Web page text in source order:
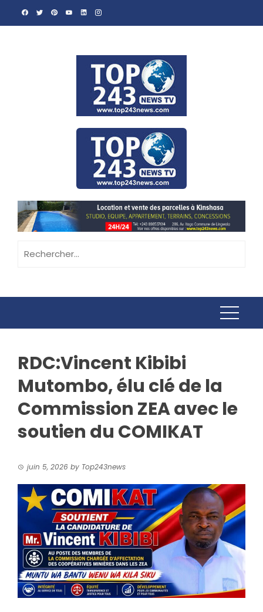
RDC:Vincent Kibibi
Mutombo, élu clé de la
Commission ZEA avec le
soutien du COMIKAT
juin 5, 2026 by Top243news